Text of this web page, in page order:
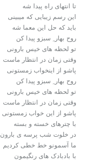
تا انتهای راه پیدا شه
این رسم زیبایی که میبینی
باید که حل این معما شه
روح بهار ِ سبزو پیدا کن
تو لحظه های خیس بارونی
وقتی زمان در انتظار ماست
پاشو از اینخواب زمستونی
روح بهار ِ سبزو پیدا کن
تو لحظه های خیس بارونی
وقتی زمان در انتظار ماست
پاشو از این خواب زمستونی
با چترهای خسته و بسته
در خلوت شب پرسه ی بارون
ما آسمونو خط خطی کردیم
با بادبادک های رنگیمون